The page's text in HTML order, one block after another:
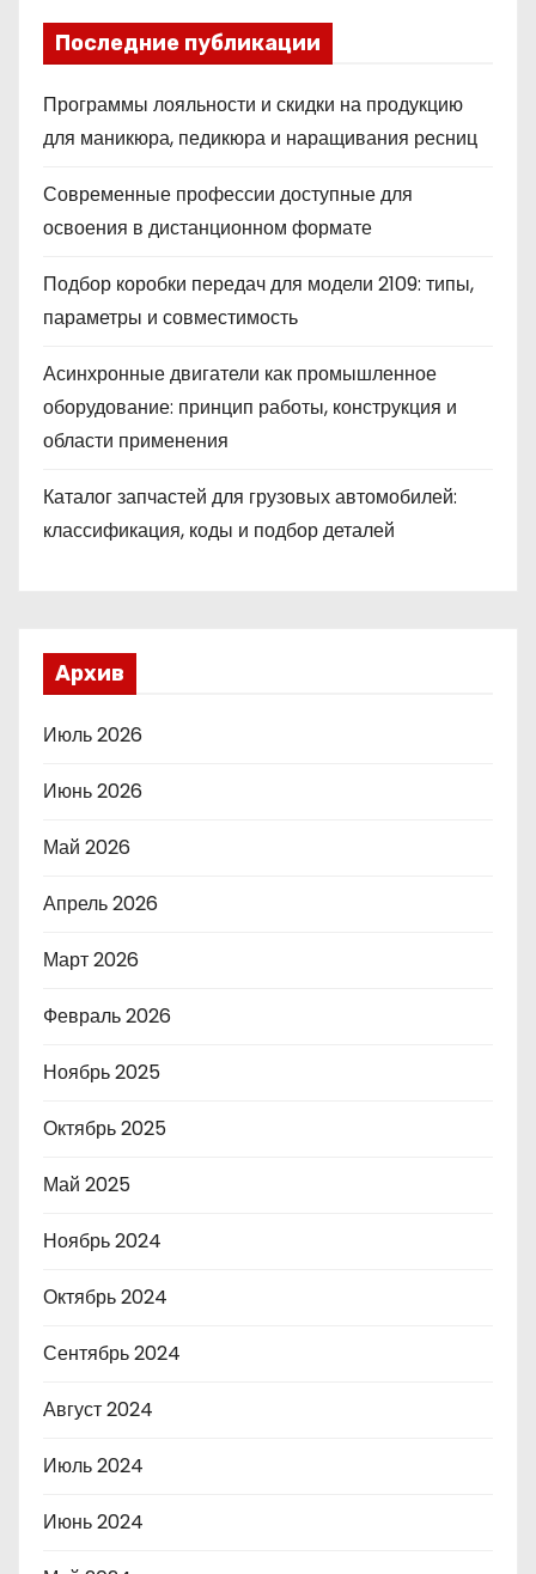
Последние публикации
Программы лояльности и скидки на продукцию
для маникюра, педикюра и наращивания ресниц
Современные профессии доступные для
освоения в дистанционном формате
Подбор коробки передач для модели 2109: типы,
параметры и совместимость
Асинхронные двигатели как промышленное
оборудование: принцип работы, конструкция и
области применения
Каталог запчастей для грузовых автомобилей:
классификация, коды и подбор деталей
Архив
Июль 2026
Июнь 2026
Май 2026
Апрель 2026
Март 2026
Февраль 2026
Ноябрь 2025
Октябрь 2025
Май 2025
Ноябрь 2024
Октябрь 2024
Сентябрь 2024
Август 2024
Июль 2024
Июнь 2024